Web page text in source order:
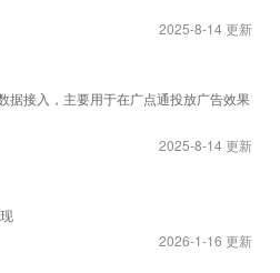
2025-8-14 更新
据接入，主要用于在广点通投放广告效果
2025-8-14 更新
2026-1-16 更新